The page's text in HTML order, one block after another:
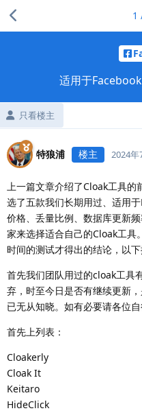
适用于
只看楼主
1
特狼浦 楼主 2024年
上一篇文章介绍了Cloak工具
选了五款我们长期用过、适用
价格、丢量比例、数据库更新
家来选择适合自己的Cloak工具
时间的测试才得出的结论，以下
首先我们团队用过的cloak工具
弃，时至今日是否有继续更新
已无从知晓。如有必要请各位自
首先上列表：
Cloakerly
Cloak It
Keitaro
HideClick